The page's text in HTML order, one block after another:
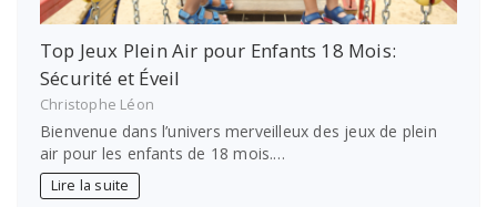
Top Jeux Plein Air pour Enfants 18 Mois:
Sécurité et Éveil
Christophe Léon
Bienvenue dans l’univers merveilleux des jeux de plein
air pour les enfants de 18 mois.…
Lire la suite